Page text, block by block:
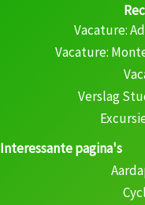
Vacature:
Vacature:
Verslag
Interessante pagina's